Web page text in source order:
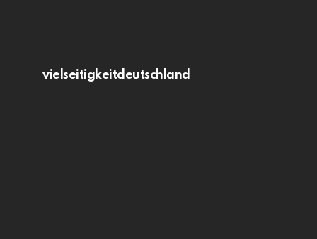
vielseitigkeitdeutschland